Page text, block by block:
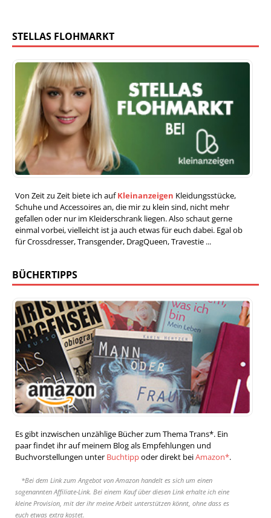
STELLAS FLOHMARKT
Von Zeit zu Zeit biete ich aufKleinanzeigen Kleidungsstücke,
Schuhe und Accessoires an, die mir zu klein sind, nicht mehr
gefallen oder nur im Kleiderschrank liegen. Also schaut gerne
einmal vorbei, vielleicht ist ja auch etwas für euch dabei. Egal ob
für Crossdresser, Transgender, DragQueen, Travestie ...
BÜCHERTIPPS
Es gibt inzwischen unzählige Bücher zum Thema Trans*. Ein
paar findet ihr auf meinem Blog als Empfehlungen und
Buchvorstellungen unter Buchtippoder direkt beiAmazon*.
*Bei dem Link zum Angebot von Amazon handelt es sich um einen
sogenannten Affiliate-Link. Bei einem Kauf über diesen Link erhalte ich eine
kleine Provision, mit der ihr meine Arbeit unterstützen könnt, ohne dass es
euch etwas extra kostet.